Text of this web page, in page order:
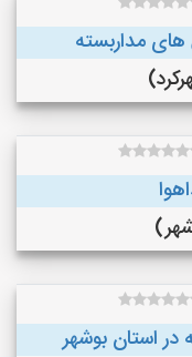
مداربسته
استان بوشهر